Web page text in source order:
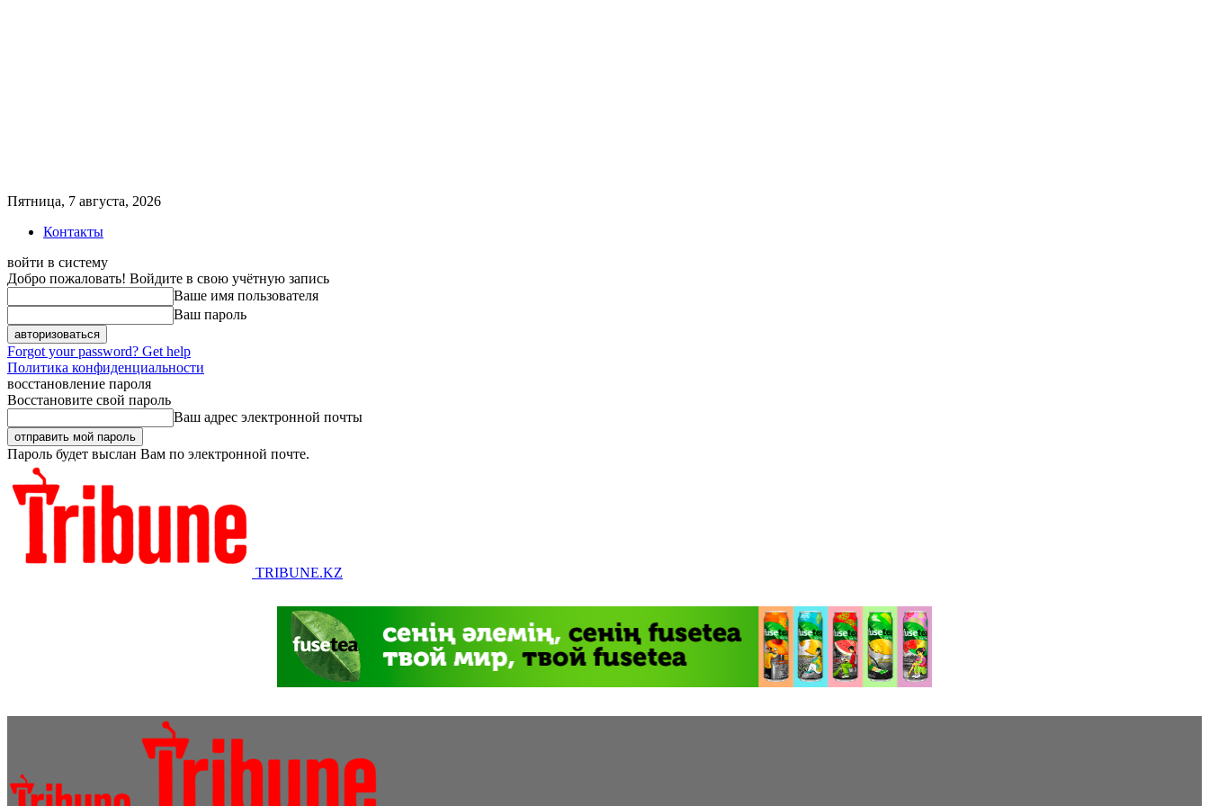
Пятница, 7 августа, 2026
Контакты
войти в систему
Добро пожаловать! Войдите в свою учётную запись
Ваше имя пользователя
Ваш пароль
Forgot your password? Get help
Политика конфиденциальности
восстановление пароля
Восстановите свой пароль
Ваш адрес электронной почты
Пароль будет выслан Вам по электронной почте.
TRIBUNE.KZ